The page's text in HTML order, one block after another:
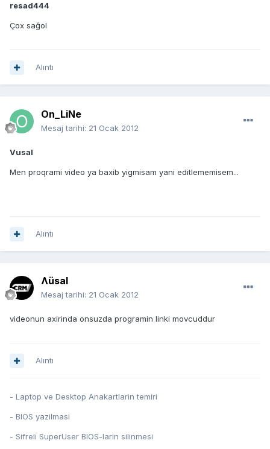
resad444
Çox sağol
Alıntı
On_LiNe
Mesaj tarihi: 21 Ocak 2012
Vusal
Men proqrami video ya baxib yigmisam yani editlememisem...
Alıntı
Ʌüsal
Mesaj tarihi: 21 Ocak 2012
videonun axirinda onsuzda programin linki movcuddur
Alıntı
- Laptop ve Desktop Anakartlarin temiri
- BIOS yazilmasi
- Sifreli SuperUser BIOS-larin silinmesi